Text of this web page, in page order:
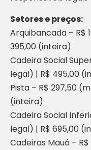
Setores e preços:
Arquibancada – R$
395,00 (inteira)
Cadeira Social
legal) | R$ 495,00
Pista – R$ 297,50
(inteira)
Cadeira Social
legal) | R$ 695,00
Cadeiras Mauá –